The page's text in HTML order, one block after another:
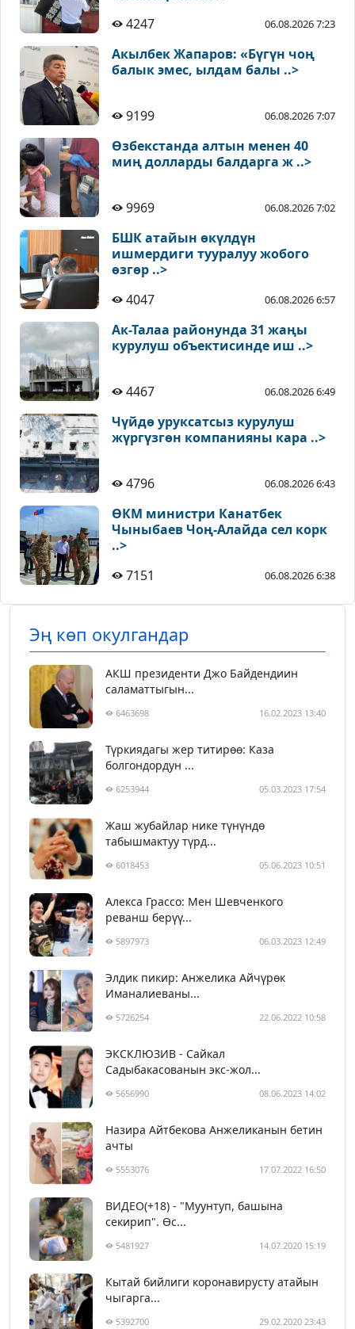
4247
06.08.2026 7:23
Акылбек Жапаров: «Бүгүн чоң
балык эмес, ылдам балы ..>
9199 06.08.2026 7:07
Өзбекстанда алтын менен 40
миң долларды балдарга ж ..>
9969 06.08.2026 7:02
БШК атайын өкүлдүн
ишмердиги тууралуу жобого
өзгөр ..>
4047
06.08.2026 6:57
Ак-Талаа районунда 31 жаңы
курулуш объектисинде иш ..>
4467 06.08.2026 6:49
Чүйдө уруксатсыз курулуш
жүргүзгөн компанияны кара ..>
4796 06.08.2026 6:43
ӨКМ министри Канатбек
Чыныбаев Чоң-Алайда сел корк
..>
7151
06.08.2026 6:38
Эң көп окулгандар
АКШ президенти Джо Байдендиин
саламаттыгын...
6463698 16.02.2023 13:40
Түркиядагы жер титирөө: Каза
болгондордун ...
6253944 05.03.2023 17:54
Жаш жубайлар нике түнүндө
табышмактуу түрд...
6018453 05.06.2023 10:51
Алекса Грассо: Мен Шевченкого
реванш берүү...
5897973 06.03.2023 12:49
Элдик пикир: Анжелика Айчүрөк
Иманалиеваны...
5726254 22.06.2022 10:58
ЭКСКЛЮЗИВ - Сайкал
Садыбакасованын экс-жол...
5656990 08.06.2023 14:02
Назира Айтбекова Анжеликанын бетин
ачты
5553076 17.07.2022 16:50
ВИДЕО(+18) - "Муунтуп, башына
секирип". Өс...
5481927 14.07.2020 15:19
Кытай бийлиги коронавирусту атайын
чыгарга...
5392700 29.02.2020 23:43